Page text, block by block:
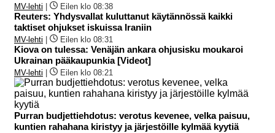
MV-lehti Eilen klo 08:38
Reuters: Yhdysvallat kuluttanut käytännössä kaikki
taktiset ohjukset iskuissa Iraniin
MV-lehti Eilen klo 08:31
Kiova on tulessa: Venäjän ankara ohjusisku moukaroi
Ukrainan pääkaupunkia [Videot]
MV-lehti Eilen klo 08:21
Purran budjettiehdotus: verotus kevenee, velka paisuu,
kuntien rahahana kiristyy ja järjestöille kylmää kyytiä